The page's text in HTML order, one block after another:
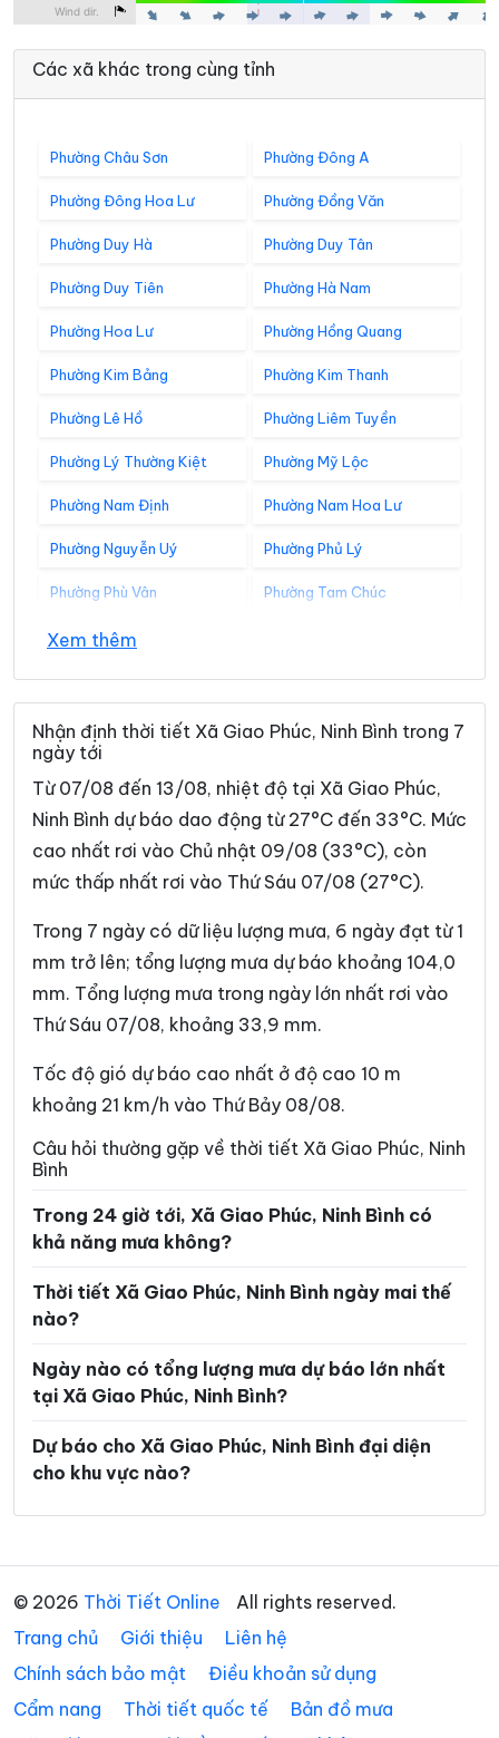
Các xã khác trong cùng tỉnh
Phường Châu Sơn Phường Đông A
Phường Đông Hoa Lư Phường Đồng Văn
Phường Duy Hà Phường Duy Tân
Phường Duy Tiên Phường Hà Nam
Phường Hoa Lư Phường Hồng Quang
Phường Kim Bảng Phường Kim Thanh
Phường Lê Hồ Phường Liêm Tuyền
Phường Lý Thường Kiệt Phường Mỹ Lộc
Phường Nam Định Phường Nam Hoa Lư
Phường Nguyễn Uý Phường Phủ Lý
Phường Phù Vân Phường Tam Chúc
Phường Tam Điệp
Phường Thành Nam Phường Thiên Trường
Phường Tiên Sơn Phường Trung Sơn
Phường Trường Thi
Phường Yên Sơn Phường Yên Thắng
Xã Bắc Lý Xã Bình An
Xã Bình Giang Xã Bình Lục
Xã Bình Minh Xã Bình Mỹ
Xã Bình Sơn Xã Cát Thành
Xã Chất Bình Xã Cổ Lễ
Xã Cúc Phương Xã Đại Hoàng
Xã Định Hóa Xã Đồng Thái
Xã Đồng Thịnh Xã Gia Hưng
Xã Gia Trấn
Xã Gia Vân Xã Gia Viễn
Xã Giao Bình
Xã Giao Hưng Xã Giao Minh
Xã Giao Ninh Xã Giao Thuỷ
Xã Hải An
Xã Hải Tiến Xã Hải Xuân
Xã Hiển Khánh Xã Hồng Phong
Xã Khánh Hội Xã Khánh Nhạc
Xã Khánh Thiện Xã Khánh Trung
Xem thêm
Nhận định thời tiết Xã Giao Phúc, Ninh Bình trong 7
ngày tới
Từ 07/08 đến 13/08, nhiệt độ tại Xã Giao Phúc,
Ninh Bình dự báo dao động từ 27°C đến 33°C. Mức
cao nhất rơi vào Chủ nhật 09/08 (33°C), còn
mức thấp nhất rơi vào Thứ Sáu 07/08 (27°C).
Trong 7 ngày có dữ liệu lượng mưa, 6 ngày đạt từ 1
mm trở lên; tổng lượng mưa dự báo khoảng 104,0
mm. Tổng lượng mưa trong ngày lớn nhất rơi vào
Thứ Sáu 07/08, khoảng 33,9 mm.
Tốc độ gió dự báo cao nhất ở độ cao 10 m
khoảng 21 km/h vào Thứ Bảy 08/08.
Câu hỏi thường gặp về thời tiết Xã Giao Phúc, Ninh
Bình
Trong 24 giờ tới, Xã Giao Phúc, Ninh Bình có
khả năng mưa không?
Thời tiết Xã Giao Phúc, Ninh Bình ngày mai thế
nào?
Ngày nào có tổng lượng mưa dự báo lớn nhất
tại Xã Giao Phúc, Ninh Bình?
Dự báo cho Xã Giao Phúc, Ninh Bình đại diện
cho khu vực nào?
© 2026 Thời Tiết Online
All rights reserved.
Trang chủ
Giới thiệu
Liên hệ
Chính sách bảo mật
Điều khoản sử dụng
Cẩm nang
Thời tiết quốc tế
Bản đồ mưa